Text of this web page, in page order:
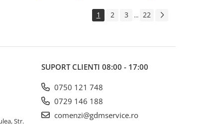
1 2 3 ... 22
Str.
SUPORT CLIENTI 08:00 - 17:00
0750 121 748
0729 146 188
comenzi@gdmservice.ro